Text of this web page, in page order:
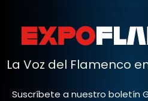
La Voz del Flamenco
Suscríbete a nuestro boletín